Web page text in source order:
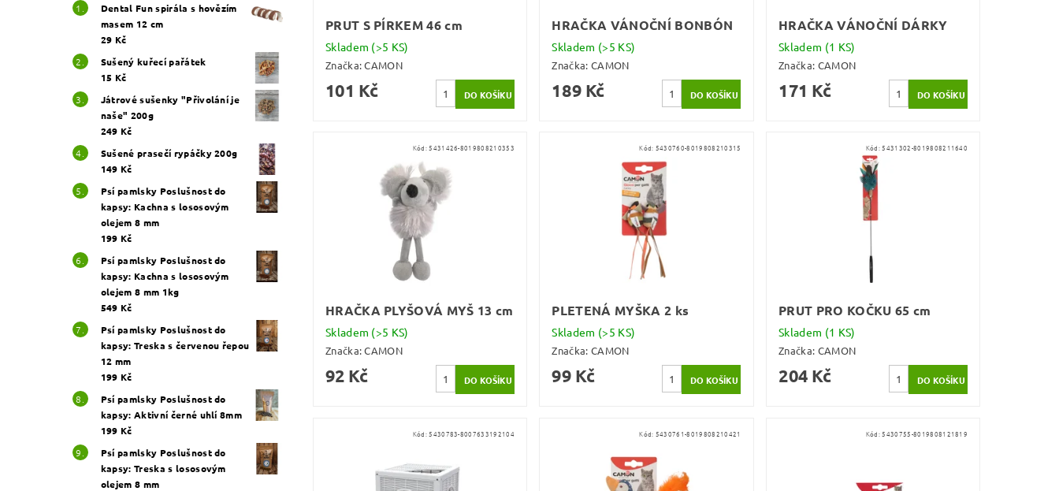
Dental Fun spirála s hovězím
masem 12 cm
29 Kč
Sušený kuřecí pařátek
15 Kč
Játrové sušenky "Přivolání je
naše" 200g
249 Kč
Sušené prasečí rypáčky 200g
149 Kč
Psí pamlsky Poslušnost do
kapsy: Kachna s lososovým
olejem 8 mm
199 Kč
Psí pamlsky Poslušnost do
kapsy: Kachna s lososovým
olejem 8 mm 1kg
549 Kč
Psí pamlsky Poslušnost do
kapsy: Treska s červenou řepou
12 mm
199 Kč
Psí pamlsky Poslušnost do
kapsy: Aktivní černé uhlí 8mm
199 Kč
Psí pamlsky Poslušnost do
kapsy: Treska s lososovým
olejem 8 mm
PRUT S PÍRKEM 46 cm
Skladem (>5 KS)
Značka:CAMON
101 Kč
HRAČKA VÁNOČNÍ BONBÓN
Skladem (>5 KS)
Značka:CAMON
189 Kč
HRAČKA VÁNOČNÍ DÁRKY
Skladem (1 KS)
Značka: CAMON
171 Kč
Kód:5431426-8019808210353
HRAČKA PLYŠOVÁ MYŠ 13 cm
Skladem (>5 KS)
Značka:CAMON
92 Kč
Kód: 5430760-8019808210315
PLETENÁ MYŠKA 2 ks
Skladem (>5 KS)
Značka:CAMON
99 Kč
Kód:5431302-8019808211640
PRUT PRO KOČKU 65 cm
Skladem (1 KS)
Značka: CAMON
204 Kč
Kód: 5430783-8007633192104 Kód: 5430761-8019808210421 Kód: 5430755-8019808121819